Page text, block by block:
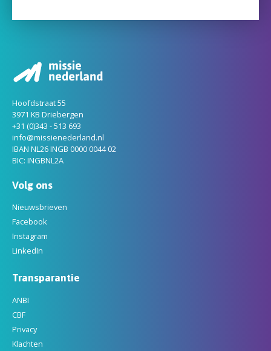
Hoofdstraat 55
3971 KB Driebergen
+31 (0)343 - 513 693
info@missienederland.nl
IBAN NL26 INGB 0000 0044 02
BIC: INGBNL2A
Volg ons
Nieuwsbrieven
Facebook
Instagram
LinkedIn
Transparantie
ANBI
CBF
Privacy
Klachten